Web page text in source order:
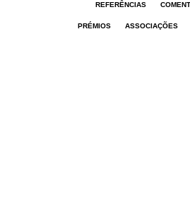
REFERÊNCIAS
PRÉMIOS ASSOCIAÇÕES